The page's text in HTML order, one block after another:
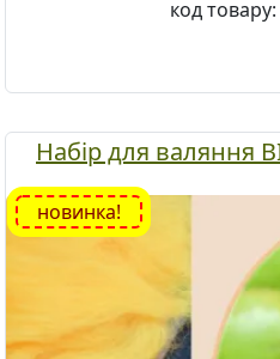
код товару:
Набір для валяння
новинка!